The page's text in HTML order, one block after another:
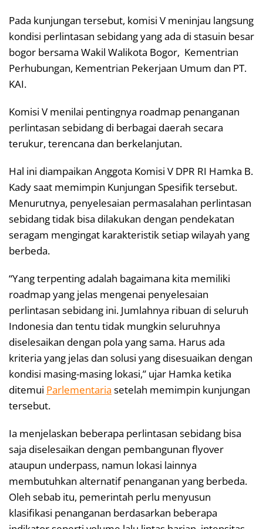
Pada kunjungan tersebut, komisi V meninjau langsung
kondisi perlintasan sebidang yang ada di stasuin besar
bogor bersama Wakil Walikota Bogor, Kementrian
Perhubungan, Kementrian Pekerjaan Umum dan PT.
KAI.
Komisi V menilai pentingnya roadmap penanganan
perlintasan sebidang di berbagai daerah secara
terukur, terencana dan berkelanjutan.
Hal ini diampaikan Anggota Komisi V DPR RI Hamka B.
Kady saat memimpin Kunjungan Spesifik tersebut.
Menurutnya, penyelesaian permasalahan perlintasan
sebidang tidak bisa dilakukan dengan pendekatan
seragam mengingat karakteristik setiap wilayah yang
berbeda.
“Yang terpenting adalah bagaimana kita memiliki
roadmap yang jelas mengenai penyelesaian
perlintasan sebidang ini. Jumlahnya ribuan di seluruh
Indonesia dan tentu tidak mungkin seluruhnya
diselesaikan dengan pola yang sama. Harus ada
kriteria yang jelas dan solusi yang disesuaikan dengan
kondisi masing-masing lokasi,” ujar Hamka ketika
ditemui Parlementaria setelah memimpin kunjungan
tersebut.
Ia menjelaskan beberapa perlintasan sebidang bisa
saja diselesaikan dengan pembangunan flyover
ataupun underpass, namun lokasi lainnya
membutuhkan alternatif penanganan yang berbeda.
Oleh sebab itu, pemerintah perlu menyusun
klasifikasi penanganan berdasarkan beberapa